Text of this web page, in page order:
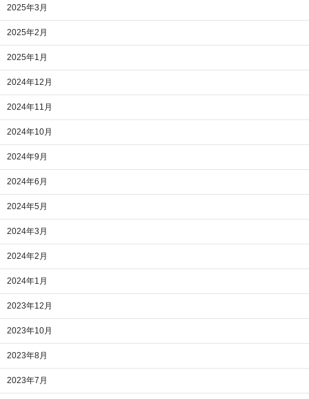
2025年3月
2025年2月
2025年1月
2024年12月
2024年11月
2024年10月
2024年9月
2024年6月
2024年5月
2024年3月
2024年2月
2024年1月
2023年12月
2023年10月
2023年8月
2023年7月